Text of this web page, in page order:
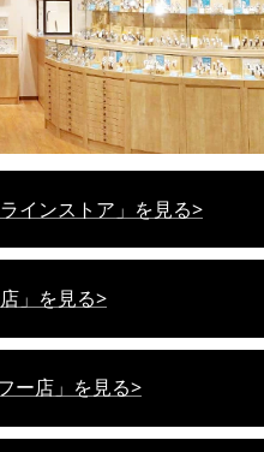
インストア」を見る>
」を見る>
ー店」を見る>